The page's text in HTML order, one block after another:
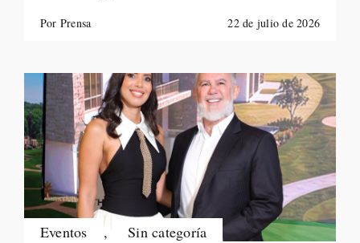
Por Prensa 22 de julio de 2026
Eventos , Sin categoría